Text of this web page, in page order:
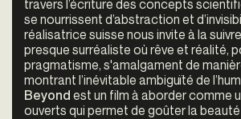
travers l’écriture des concepts
se nourrissent d’abstraction et
réalisatrice suisse nous invite à la
presque surréaliste où rêve et réalité,
pragmatisme, s'amalgament de
montrant l’inévitable ambiguïté de
Beyond est un film à aborder comme
ouverts qui permet de goûter la beauté